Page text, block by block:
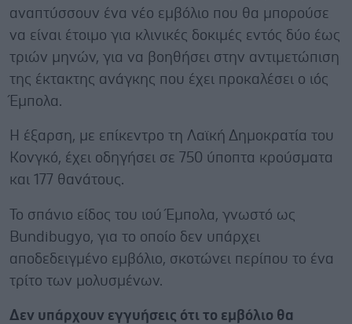
αναπτύσσουν ένα νέο εμβόλιο που θα μπορούσε
να είναι έτοιμο για κλινικές δοκιμές εντός δύο έως
τριών μηνών, για να βοηθήσει στην αντιμετώπιση
της έκτακτης ανάγκης που έχει προκαλέσει ο ιός
Έμπολα.
Η έξαρση, με επίκεντρο τη Λαϊκή Δημοκρατία του
Κονγκό, έχει οδηγήσει σε 750 ύποπτα κρούσματα
και 177 θανάτους.
Το σπάνιο είδος του ιού Έμπολα, γνωστό ως
Bundibugyo, για το οποίο δεν υπάρχει
αποδεδειγμένο εμβόλιο, σκοτώνει περίπου το ένα
τρίτο των μολυσμένων.
Δεν υπάρχουν εγγυήσεις ότι το εμβόλιο θα